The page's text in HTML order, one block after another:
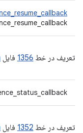
تعریف در خط 1356 فایل
تعریف در خط 1352 فایل